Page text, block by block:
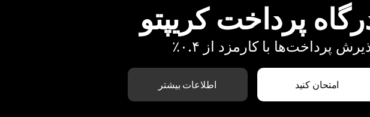
پرداخت کریپتو
پرداخت‌ها با کارمزد از ۰.۴٪
امتحان کنید اطلاعات بیشتر